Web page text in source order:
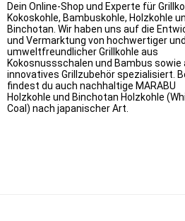
Dein Online-Shop und Experte für
Kokoskohle, Bambuskohle, Holzkohle
Binchotan. Wir haben uns auf die
und Vermarktung von hochwertiger und
umweltfreundlicher Grillkohle aus
Kokosnussschalen und Bambus sowie
innovatives Grillzubehör spezialisiert.
findest du auch nachhaltige MARABU
Holzkohle und Binchotan Holzkohle
Coal) nach japanischer Art.